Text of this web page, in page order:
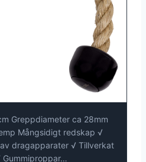
Greppdiameter ca 28mm
Mångsidigt redskap √
dragapparater √ Tillverkat